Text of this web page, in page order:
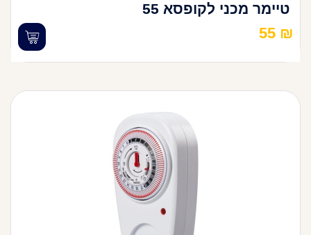
טיימר מכני לקופסא 55
55 ₪